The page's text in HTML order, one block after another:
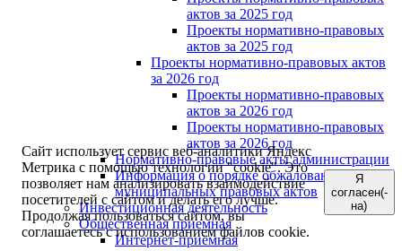
актов за 2025 год
Проекты нормативно-правовых
актов за 2025 год
Проекты нормативно-правовых актов
за 2026 год
Проекты нормативно-правовых
актов за 2026 год
Проекты нормативно-правовых
актов за 2026 год
Нормативно-правовые акты администрации
Информация о порядке обжалования
муниципальных правовых актов
Инвестиционная деятельность
Общественная приемная
Интернет-приёмная
Сайт использует сервис веб-аналитики Яндекс
Метрика с помощью технологии "cookie". Это
позволяет нам анализировать взаимодействие
посетителей с сайтом и делать его лучше.
Продолжая пользоваться сайтом, вы
соглашаетесь с использованием файлов cookie.
Я
согласен(-
на)